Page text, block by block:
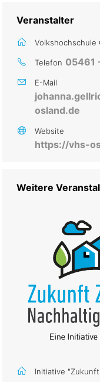
Veranstalter
Volkshochschule
Telefon 05461
E-Mail
osland.de
Website
https://vhs-
Weitere
Initiative